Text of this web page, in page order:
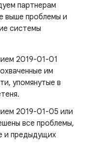
партнерам
выше проблемы и
системы
2019-01-01
им
упомянутые в
2019-01-05 или
все проблемы,
и предыдущих